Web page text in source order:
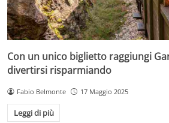
Con un unico biglietto raggiungi
divertirsi risparmiando
Fabio Belmonte 17 Maggio 2025
Leggi di più